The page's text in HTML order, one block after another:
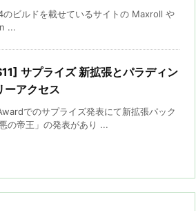
のビルドを載せているサイトの Maxroll や
...
サプライズ 新拡張とパラディン
ーアクセス
でのサプライズ発表にて新拡張パック
の帝王」の発表があり ...